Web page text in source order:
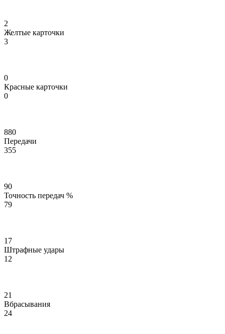
2
Желтые карточки
3
0
Красные карточки
0
880
Передачи
355
90
Точность передач %
79
17
Штрафные удары
12
21
Вбрасывания
24